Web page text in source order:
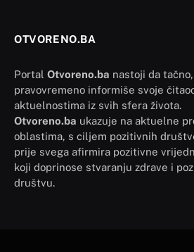
OTVORENO.BA
Portal Otvoreno.ba nastoji da
pravovremeno informiše svoje
aktuelnostima iz svih sfera života.
Otvoreno.ba ukazuje na aktuelne
oblastima, s ciljem pozitivnih
prije svega afirmira pozitivne
koji doprinose stvaranju zdrave i
društvu.